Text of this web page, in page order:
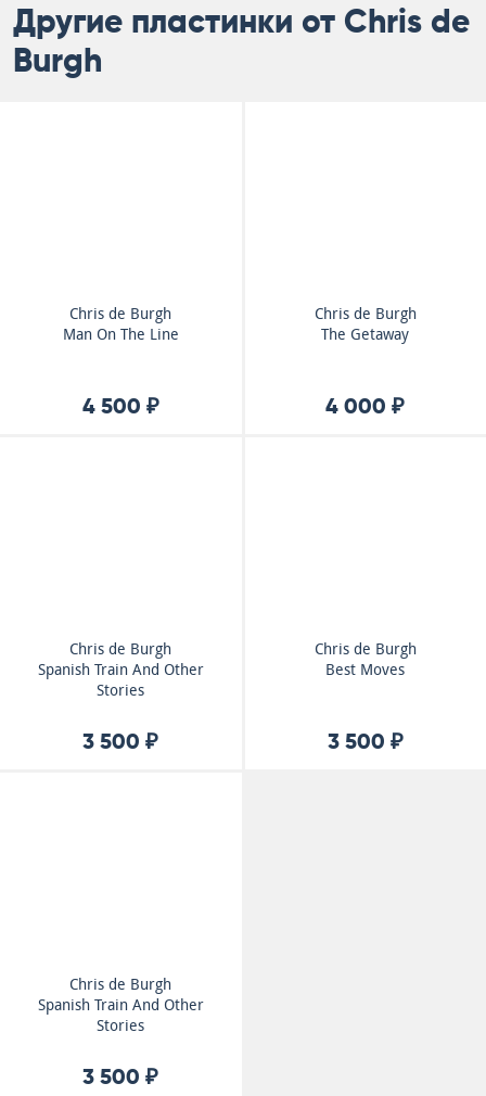
Другие пластинки от Chris de
Burgh
Chris de Burgh
Man On The Line
4 500 ₽
Chris de Burgh
The Getaway
4 000 ₽
Chris de Burgh
Spanish Train And Other
Stories
3 500 ₽
Chris de Burgh
Best Moves
3 500 ₽
Chris de Burgh
Spanish Train And Other
Stories
3 500 ₽